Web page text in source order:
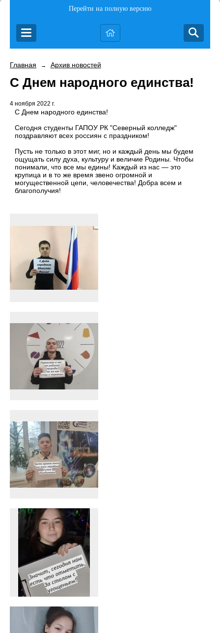
Перейти на полную версию
Главная → Архив новостей
С Днем народного единства!
4 ноября 2022 г.
С Днем народного единства!
Сегодня студенты ГАПОУ РК "Северный колледж"
поздравляют всех россиян с праздником!
Пусть не только в этот миг, но и каждый день мы будем
ощущать силу духа, культуру и величие Родины. Чтобы
понимали, что все мы едины! Каждый из нас — это
крупица и в то же время звено огромной и
могущественной цепи, человечества! Добра всем и
благополучия!